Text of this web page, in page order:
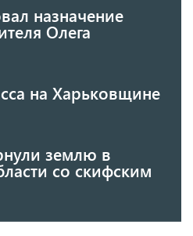
назначение
Олега
на Харьковщине
землю в
со скифским